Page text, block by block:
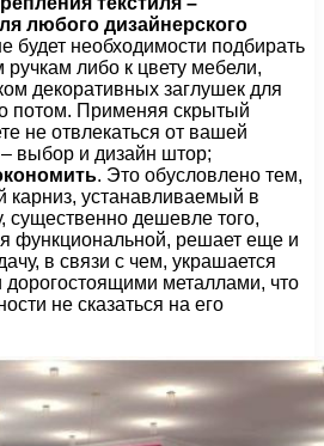
любого дизайнерского
будет необходимости подбирать
ручкам либо к цвету мебели,
декоративных заглушек для
потом. Применяя скрытый
не отвлекаться от вашей
выбор и дизайн штор;
. Это обусловлено тем,
карниз, устанавливаемый в
существенно дешевле того,
функциональной, решает еще и
в связи с чем, украшается
дорогостоящими металлами, что
не сказаться на его